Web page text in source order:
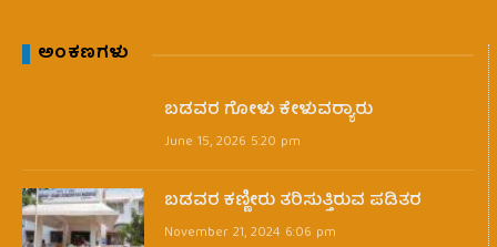
ಅಂಕಣಗಳು
ಬಡವರ ಗೋಳು ಕೇಳುವರ‍್ಯಾರು
June 15, 2026 5:20 pm
ಬಡವರ ಕಣ್ಣೀರು ತರಿಸುತ್ತಿರುವ ಪಡಿತರ
November 21, 2024 6:06 pm